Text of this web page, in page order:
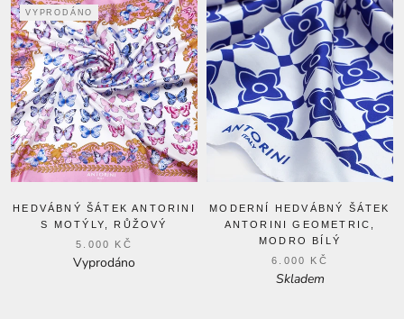
VYPRODÁNO
HEDVÁBNÝ ŠÁTEK ANTORINI
S MOTÝLY, RŮŽOVÝ
5.000 KČ
Vyprodáno
MODERNÍ HEDVÁBNÝ ŠÁTEK
ANTORINI GEOMETRIC,
MODRO BÍLÝ
6.000 KČ
Skladem